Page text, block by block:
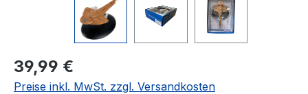
Regulärer Preis:
39,99 €
Preise inkl. MwSt. zzgl. Versandkosten